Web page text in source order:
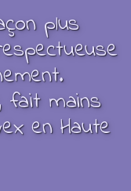
plus
fait mains
en Haute